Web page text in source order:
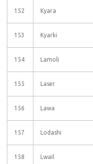
152 Kyara
153 Kyarki
154 Lamoli
155 Laser
156 Lawa
157 Lodashi
158 Lwail